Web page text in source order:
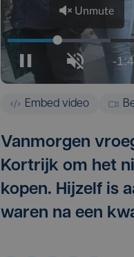
Embed video
Vanmorgen
Kortrijk om het
kopen. Hijzelf is
waren na een